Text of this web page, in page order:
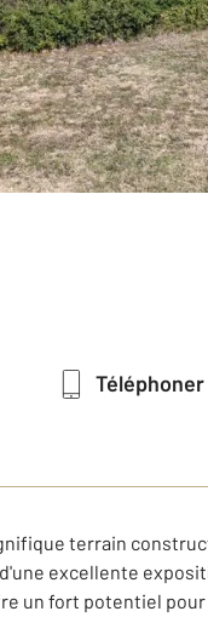
terrain
excellente
un fort potentiel